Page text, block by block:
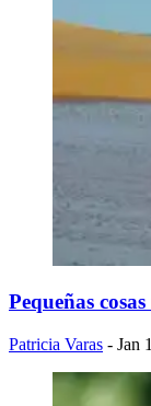
Pequeñas
Patricia Varas - Jan